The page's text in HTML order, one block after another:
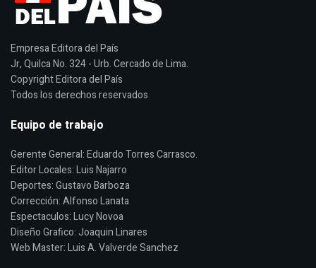
Empresa Editora del País
Jr, Quilca No. 324 - Urb. Cercado de Lima.
Copyright Editora del País
Todos los derechos reservados
Equipo de trabajo
Gerente General: Eduardo Torres Carrasco.
Editor Locales: Luis Najarro
Deportes: Gustavo Barboza
Corrección: Alfonso Lanata
Espectaculos: Lucy Novoa
Diseño Grafico: Joaquin Linares
Web Master: Luis A. Valverde Sanchez